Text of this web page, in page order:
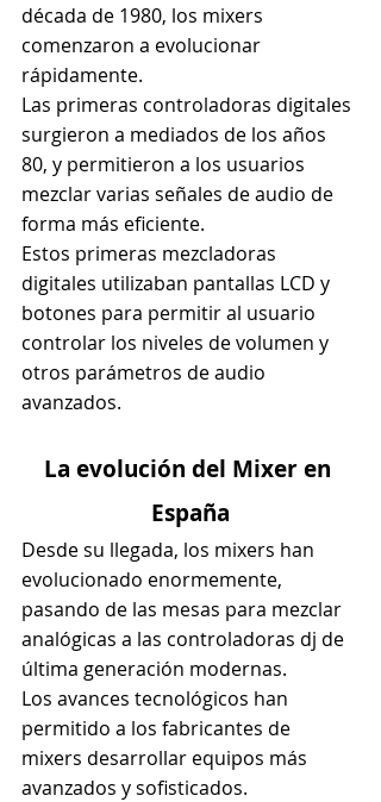
década de 1980, los mixers
comenzaron a evolucionar
rápidamente.
Las primeras controladoras digitales
surgieron a mediados de los años
80, y permitieron a los usuarios
mezclar varias señales de audio de
forma más eficiente.
Estos primeras mezcladoras
digitales utilizaban pantallas LCD y
botones para permitir al usuario
controlar los niveles de volumen y
otros parámetros de audio
avanzados.
La evolución del Mixer en
España
Desde su llegada, los mixers han
evolucionado enormemente,
pasando de las mesas para mezclar
analógicas a las controladoras dj de
última generación modernas.
Los avances tecnológicos han
permitido a los fabricantes de
mixers desarrollar equipos más
avanzados y sofisticados.